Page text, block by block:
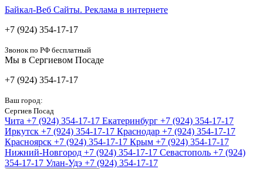
Байкал-Веб Сайты. Реклама в интернете
+7 (924) 354-17-17
Звонок по РФ бесплатный
Мы в Сергиевом Посаде
+7 (924) 354-17-17
Ваш город:
Сергиев Посад
Чита +7 (924) 354-17-17 Екатеринбург +7 (924) 354-17-17
Иркутск +7 (924) 354-17-17 Краснодар +7 (924) 354-17-17
Красноярск +7 (924) 354-17-17 Крым +7 (924) 354-17-17
Нижний-Новгород +7 (924) 354-17-17 Севастополь +7 (924)
354-17-17 Улан-Удэ +7 (924) 354-17-17